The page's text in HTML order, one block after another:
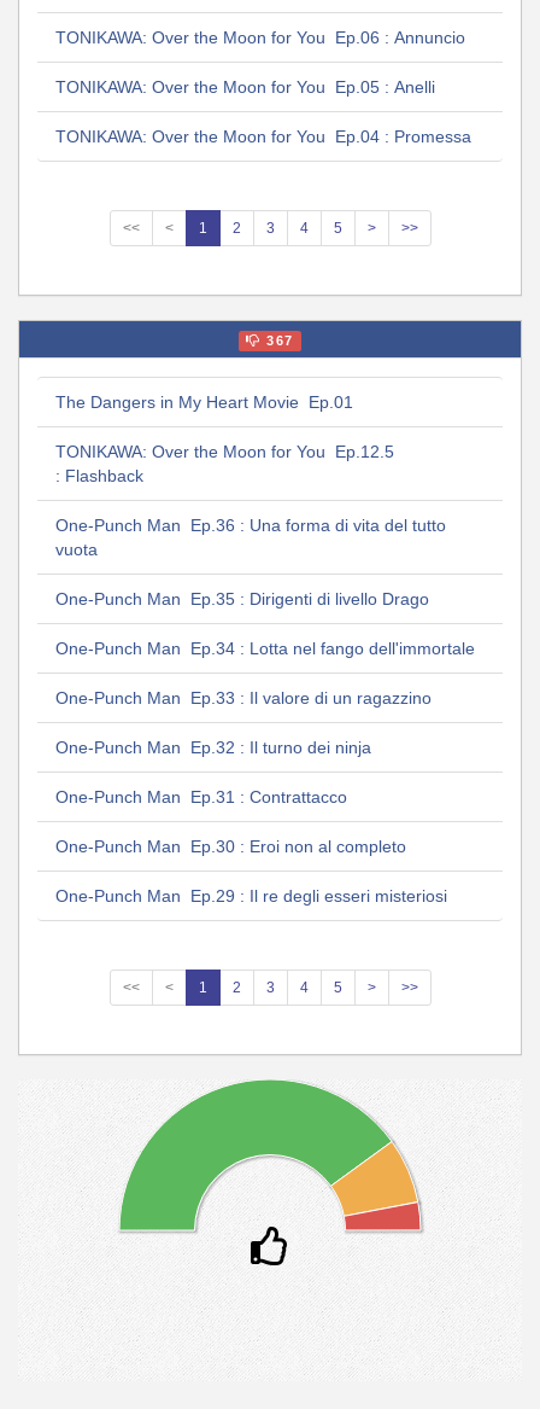
TONIKAWA: Over the Moon for You Ep.06 : Annuncio
TONIKAWA: Over the Moon for You Ep.05 : Anelli
TONIKAWA: Over the Moon for You Ep.04 : Promessa
<< < 1 2 3 4 5 > >>
367
The Dangers in My Heart Movie Ep.01
TONIKAWA: Over the Moon for You Ep.12.5
: Flashback
One-Punch Man Ep.36 : Una forma di vita del tutto
vuota
One-Punch Man Ep.35 : Dirigenti di livello Drago
One-Punch Man Ep.34 : Lotta nel fango dell'immortale
One-Punch Man Ep.33 : Il valore di un ragazzino
One-Punch Man Ep.32 : Il turno dei ninja
One-Punch Man Ep.31 : Contrattacco
One-Punch Man Ep.30 : Eroi non al completo
One-Punch Man Ep.29 : Il re degli esseri misteriosi
<< < 1 2 3 4 5 > >>